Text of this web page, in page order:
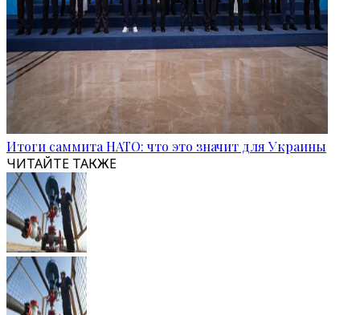
Итоги саммита НАТО: что это значит для Украины
ЧИТАЙТЕ ТАКЖЕ